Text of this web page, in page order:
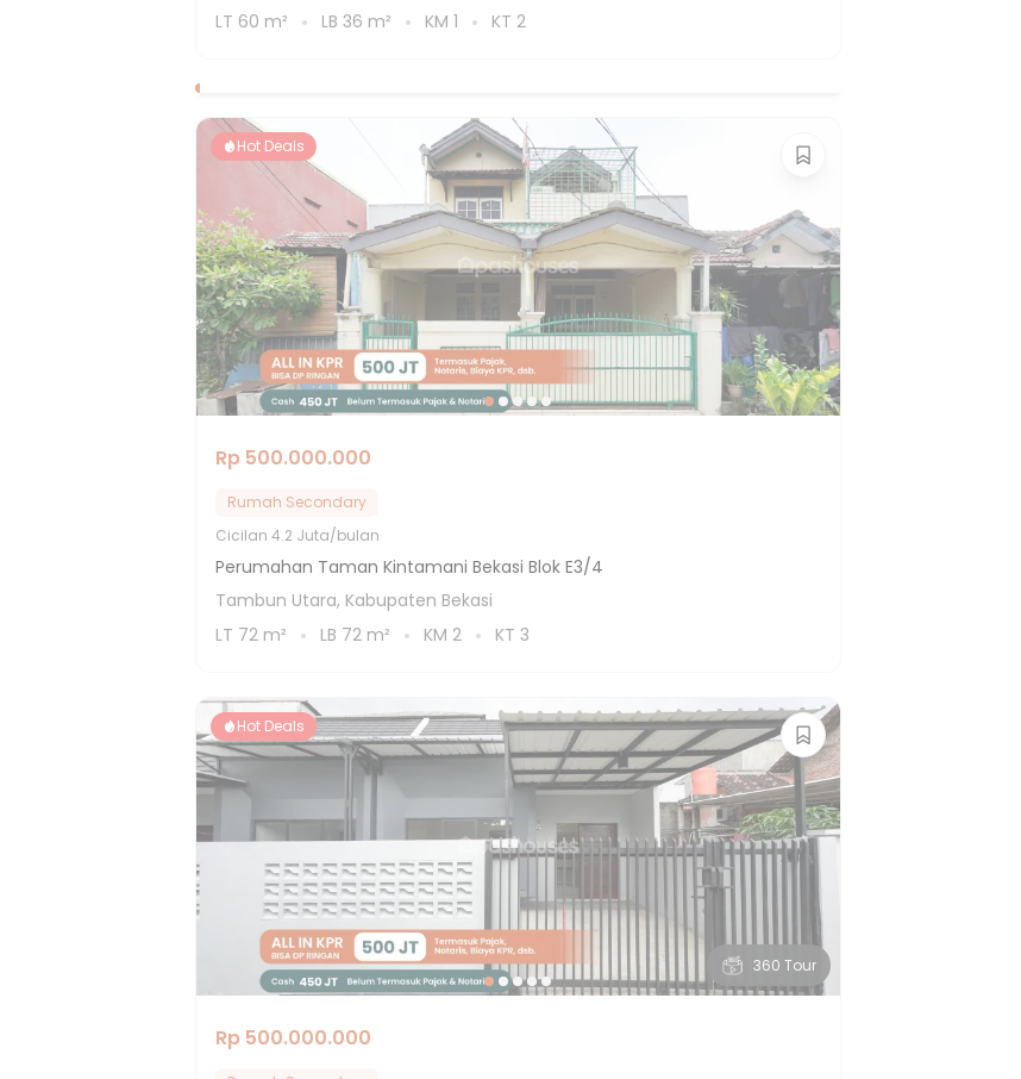
LT 60 m² LB 36 m² KM 1 KT 2
Hot Deals
Rp 500.000.000
Rumah Secondary
Cicilan 4.2 Juta/bulan
Perumahan Taman Kintamani Bekasi Blok E3/4
Tambun Utara, Kabupaten Bekasi
LT 72 m² LB 72 m² KM 2 KT 3
360 Tour
Hot Deals
Rp 500.000.000